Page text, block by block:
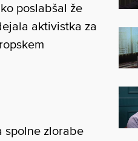
poslabšal že
aktivistka za
spolne zlorabe